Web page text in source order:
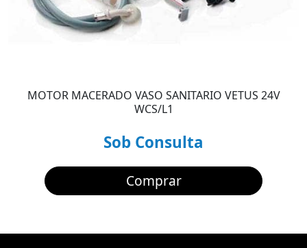
MOTOR MACERADO VASO SANITARIO VETUS 24V
WCS/L1
Sob Consulta
Comprar